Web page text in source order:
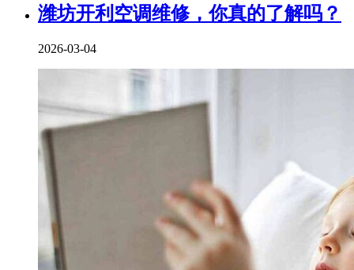
潍坊开利空调维修，你真的了解吗？
2026-03-04